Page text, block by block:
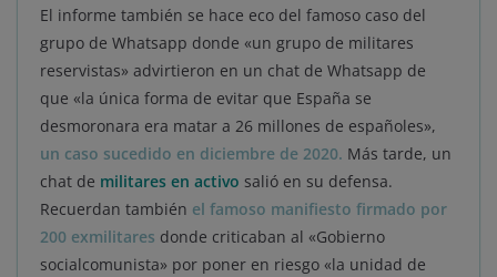
El informe también se hace eco del famoso caso del
grupo de Whatsapp donde «un grupo de militares
reservistas» advirtieron en un chat de Whatsapp de
que «la única forma de evitar que España se
desmoronara era matar a 26 millones de españoles»,
un caso sucedido en diciembre de 2020. Más tarde, un
chat de militares en activo salió en su defensa.
Recuerdan también el famoso manifiesto firmado por
200 exmilitares donde criticaban al «Gobierno
socialcomunista» por poner en riesgo «la unidad de